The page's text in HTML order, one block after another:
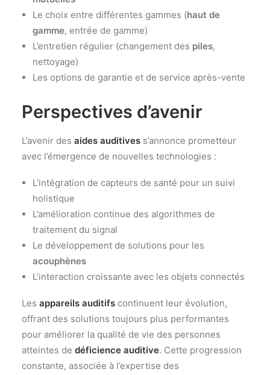
Le choix entre différentes gammes (haut de
gamme, entrée de gamme)
L’entretien régulier (changement des piles,
nettoyage)
Les options de garantie et de service après-vente
Perspectives d’avenir
L’avenir des aides auditives s’annonce prometteur
avec l’émergence de nouvelles technologies :
L’intégration de capteurs de santé pour un suivi
holistique
L’amélioration continue des algorithmes de
traitement du signal
Le développement de solutions pour les
acouphènes
L’interaction croissante avec les objets connectés
Les appareils auditifs continuent leur évolution,
offrant des solutions toujours plus performantes
pour améliorer la qualité de vie des personnes
atteintes de déficience auditive. Cette progression
constante, associée à l’expertise des